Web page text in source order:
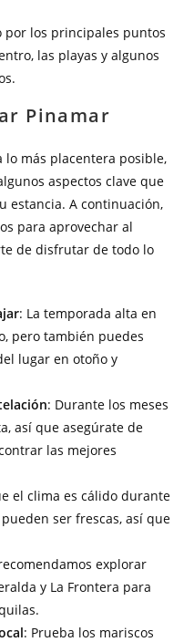
por los principales puntos
las playas y algunos
Pinamar
lo más placentera posible,
aspectos clave que
estancia. A continuación,
para aprovechar al
de disfrutar de todo lo
: La temporada alta en
pero también puedes
lugar en otoño y
: Durante los meses
así que asegúrate de
las mejores
el clima es cálido durante
ser frescas, así que
explorar
y La Frontera para
: Prueba los mariscos